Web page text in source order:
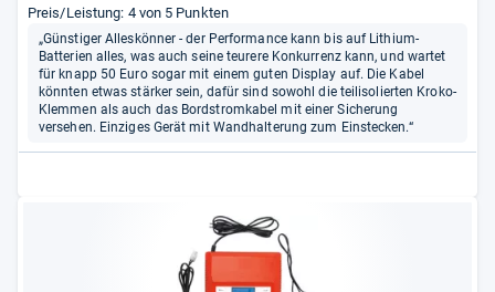
Preis/Leistung: 4 von 5 Punkten
„Günstiger Alleskönner - der Performance kann bis auf Lithium-
Batterien alles, was auch seine teurere Konkurrenz kann, und wartet
für knapp 50 Euro sogar mit einem guten Display auf. Die Kabel
könnten etwas stärker sein, dafür sind sowohl die teilisolierten Kroko-
Klemmen als auch das Bordstromkabel mit einer Sicherung
versehen. Einziges Gerät mit Wandhalterung zum Einstecken.“